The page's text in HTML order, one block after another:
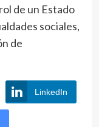
de un Estado
sociales,
de
LinkedIn